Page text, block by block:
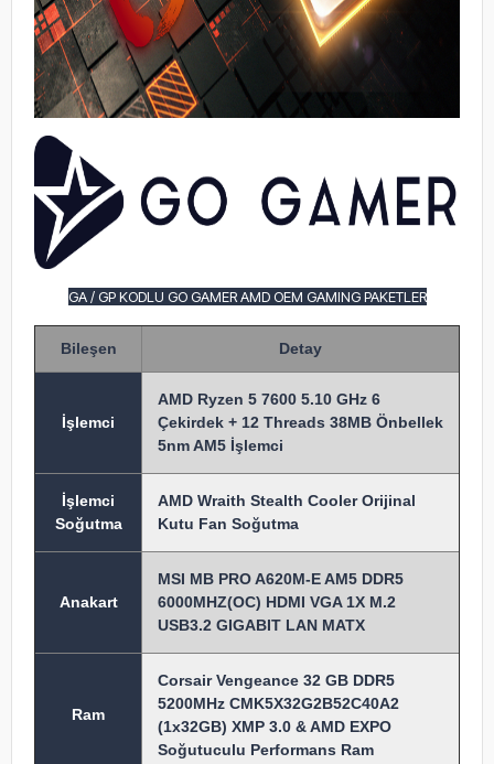
GA / GP KODLU GO GAMER AMD OEM GAMING PAKETLER
Bileşen Detay
İşlemci
AMD Ryzen 5 7600 5.10 GHz 6
Çekirdek + 12 Threads 38MB Önbellek
5nm AM5 İşlemci
İşlemci
Soğutma
AMD Wraith Stealth Cooler Orijinal
Kutu Fan Soğutma
Anakart
MSI MB PRO A620M-E AM5 DDR5
6000MHZ(OC) HDMI VGA 1X M.2
USB3.2 GIGABIT LAN MATX
Ram
Corsair Vengeance 32 GB DDR5
5200MHz CMK5X32G2B52C40A2
(1x32GB) XMP 3.0 & AMD EXPO
Soğutuculu Performans Ram